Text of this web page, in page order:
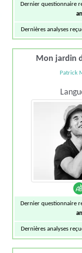
Dernier questionnaire
an
Dernières analyses
Mon jardin
Patrick
Dernier questionnaire
an
Dernières analyses